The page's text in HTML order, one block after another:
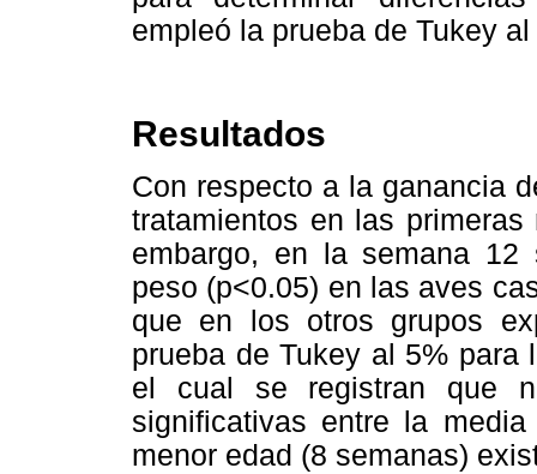
empleó la prueba de Tukey
Resultados
Con respecto a la ganancia
tratamientos en las
embargo, en la semana
peso (p<0.05) en las aves
que en los otros grupos
prueba de Tukey al 5% para
el cual se registran que
significativas entre la
menor edad (8 semanas)